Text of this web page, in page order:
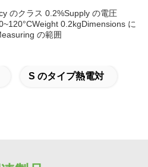
のクラス 0.2%Supply の電圧
0.2kgDimensions に
の範囲
S のタイプ熱電対